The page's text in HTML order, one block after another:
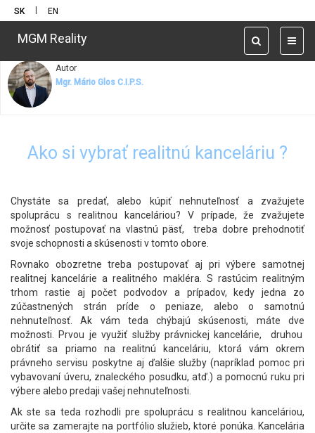
SK EN
Toggle
navigation
MGM Reality
Autor
Mgr. Mário Glos C.I.P.S.
Ako si vybrať realitnú kanceláriu ?
Chystáte sa predať, alebo kúpiť nehnuteľnosť a zvažujete
spoluprácu s realitnou kanceláriou? V prípade, že zvažujete
možnosť postupovať na vlastnú päsť, treba dobre prehodnotiť
svoje schopnosti a skúsenosti v tomto obore.
Rovnako obozretne treba postupovať aj pri výbere samotnej
realitnej kancelárie a realitného makléra. S rastúcim realitným
trhom rastie aj počet podvodov a prípadov, kedy jedna zo
zúčastnených strán príde o peniaze, alebo o samotnú
nehnuteľnosť. Ak vám teda chýbajú skúsenosti, máte dve
možnosti. Prvou je využiť služby právnickej kancelárie, druhou
obrátiť sa priamo na realitnú kanceláriu, ktorá vám okrem
právneho servisu poskytne aj ďalšie služby (napríklad pomoc pri
vybavovaní úveru, znaleckého posudku, atď.) a pomocnú ruku pri
výbere alebo predaji vašej nehnuteľnosti.
Ak ste sa teda rozhodli pre spoluprácu s realitnou kanceláriou,
určite sa zamerajte na portfólio služieb, ktoré ponúka. Kancelária